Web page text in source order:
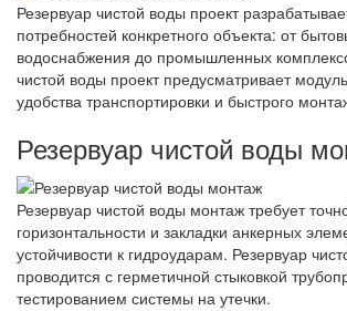
Резервуар чистой воды проект
потребностей конкретного объекта: от
водоснабжения до промышленных
чистой воды проект предусматривает
удобства транспортировки и быстрого
Резервуар чистой воды
Резервуар чистой воды монтаж требует
горизонтальности и закладки анкерных
устойчивости к гидроударам. Резервуар
проводится с герметичной стыковкой
тестированием системы на утечки.